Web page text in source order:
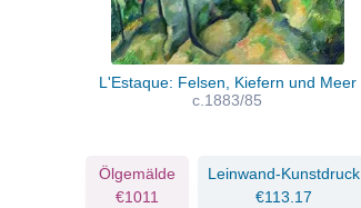
L'Estaque: Felsen, Kiefern und Meer
c.1883/85
Ölgemälde
€1011
Leinwand-Kunstdruck
€113.17